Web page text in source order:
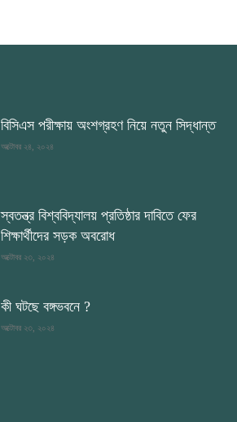
বিসিএস পরীক্ষায় অংশগ্রহণ নিয়ে নতুন সিদ্ধান্ত
অক্টোবর ২৪, ২০২৪
স্বতন্ত্র বিশ্ববিদ্যালয় প্রতিষ্ঠার দাবিতে ফের
শিক্ষার্থীদের সড়ক অবরোধ
অক্টোবর ২৩, ২০২৪
কী ঘটছে বঙ্গভবনে ?
অক্টোবর ২৩, ২০২৪